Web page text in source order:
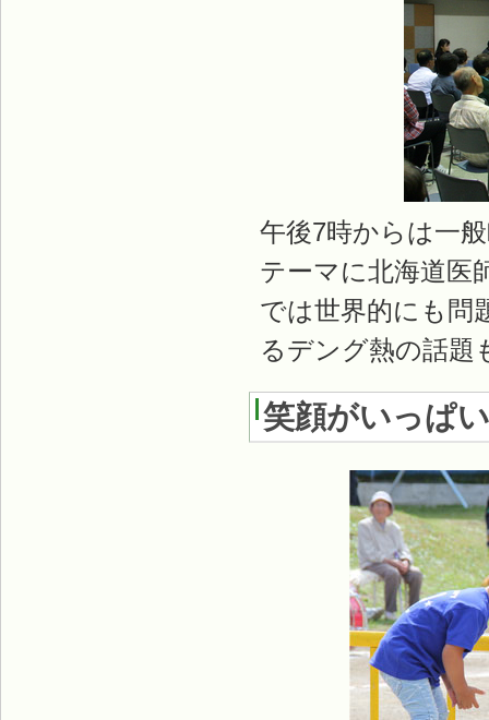
午後7時からは一
テーマに北海道医
では世界的にも問
るデング熱の話題
笑顔がいっぱ